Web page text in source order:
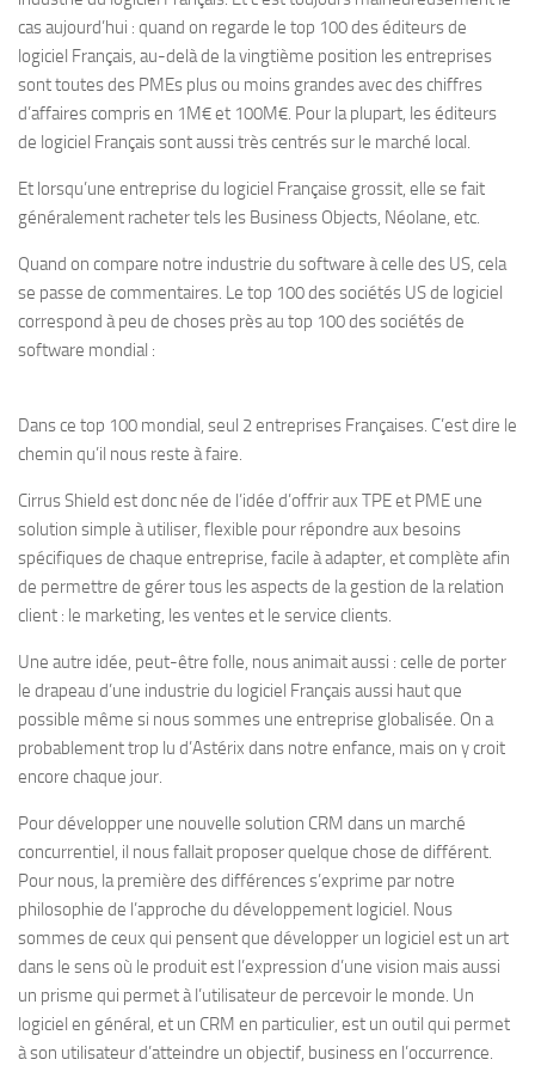
cas aujourd’hui : quand on regarde le top 100 des éditeurs de
logiciel Français, au-delà de la vingtième position les entreprises
sont toutes des PMEs plus ou moins grandes avec des chiffres
d’affaires compris en 1M€ et 100M€. Pour la plupart, les éditeurs
de logiciel Français sont aussi très centrés sur le marché local.
Et lorsqu’une entreprise du logiciel Française grossit, elle se fait
généralement racheter tels les Business Objects, Néolane, etc.
Quand on compare notre industrie du software à celle des US, cela
se passe de commentaires. Le top 100 des sociétés US de logiciel
correspond à peu de choses près au top 100 des sociétés de
software mondial :
Dans ce top 100 mondial, seul 2 entreprises Françaises. C’est dire le
chemin qu’il nous reste à faire.
Cirrus Shield est donc née de l’idée d’offrir aux TPE et PME une
solution simple à utiliser, flexible pour répondre aux besoins
spécifiques de chaque entreprise, facile à adapter, et complète afin
de permettre de gérer tous les aspects de la gestion de la relation
client : le marketing, les ventes et le service clients.
Une autre idée, peut-être folle, nous animait aussi : celle de porter
le drapeau d’une industrie du logiciel Français aussi haut que
possible même si nous sommes une entreprise globalisée. On a
probablement trop lu d’Astérix dans notre enfance, mais on y croit
encore chaque jour.
Pour développer une nouvelle solution CRM dans un marché
concurrentiel, il nous fallait proposer quelque chose de différent.
Pour nous, la première des différences s’exprime par notre
philosophie de l’approche du développement logiciel. Nous
sommes de ceux qui pensent que développer un logiciel est un art
dans le sens où le produit est l’expression d’une vision mais aussi
un prisme qui permet à l’utilisateur de percevoir le monde. Un
logiciel en général, et un CRM en particulier, est un outil qui permet
à son utilisateur d’atteindre un objectif, business en l’occurrence.